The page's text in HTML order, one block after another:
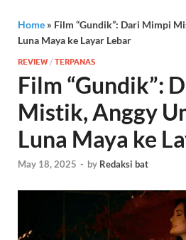
Home » Film “Gundik”: Dari Mimpi
Luna Maya ke Layar Lebar
REVIEW / TERPANAS
Film “Gundik”:
Mistik, Anggy
Luna Maya ke
May 18, 2025 - by Redaksi bat